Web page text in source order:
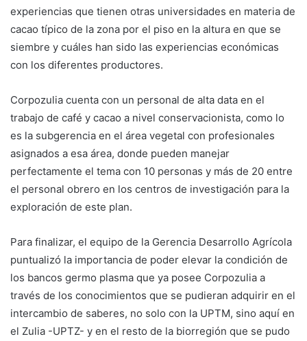
experiencias que tienen otras universidades en materia de
cacao típico de la zona por el piso en la altura en que se
siembre y cuáles han sido las experiencias económicas
con los diferentes productores.
Corpozulia cuenta con un personal de alta data en el
trabajo de café y cacao a nivel conservacionista, como lo
es la subgerencia en el área vegetal con profesionales
asignados a esa área, donde pueden manejar
perfectamente el tema con 10 personas y más de 20 entre
el personal obrero en los centros de investigación para la
exploración de este plan.
Para finalizar, el equipo de la Gerencia Desarrollo Agrícola
puntualizó la importancia de poder elevar la condición de
los bancos germo plasma que ya posee Corpozulia a
través de los conocimientos que se pudieran adquirir en el
intercambio de saberes, no solo con la UPTM, sino aquí en
el Zulia -UPTZ- y en el resto de la biorregión que se pudo